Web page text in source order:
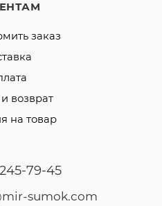
заказ
возврат
на товар
79-45
sumok.com